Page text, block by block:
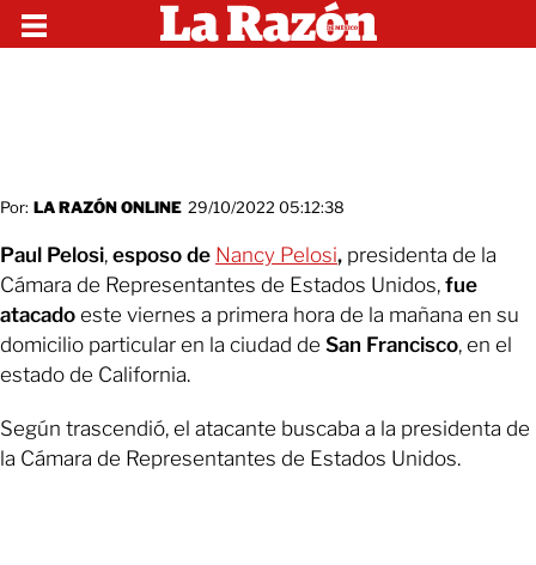
Por: LA RAZÓN ONLINE 29/10/2022 05:12:38
Paul Pelosi, esposo de Nancy Pelosi, presidenta de la
Cámara de Representantes de Estados Unidos, fue
atacado este viernes a primera hora de la mañana en su
domicilio particular en la ciudad de San Francisco, en el
estado de California.
Según trascendió, el atacante buscaba a la presidenta de
la Cámara de Representantes de Estados Unidos.